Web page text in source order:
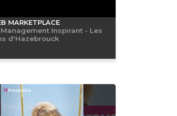
MARKETPLACE
Inspirant - Les
d'Hazebrouck